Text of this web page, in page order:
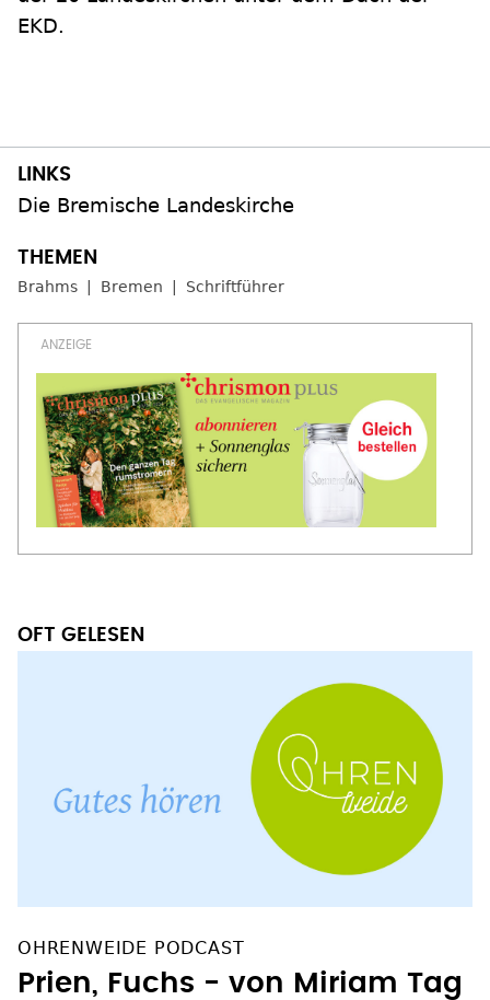
EKD.
Die Bremische Landeskirche
Brahms Bremen Schriftführer
OFT GELESEN
OHRENWEIDE PODCAST
Prien, Fuchs - von Miriam Tag